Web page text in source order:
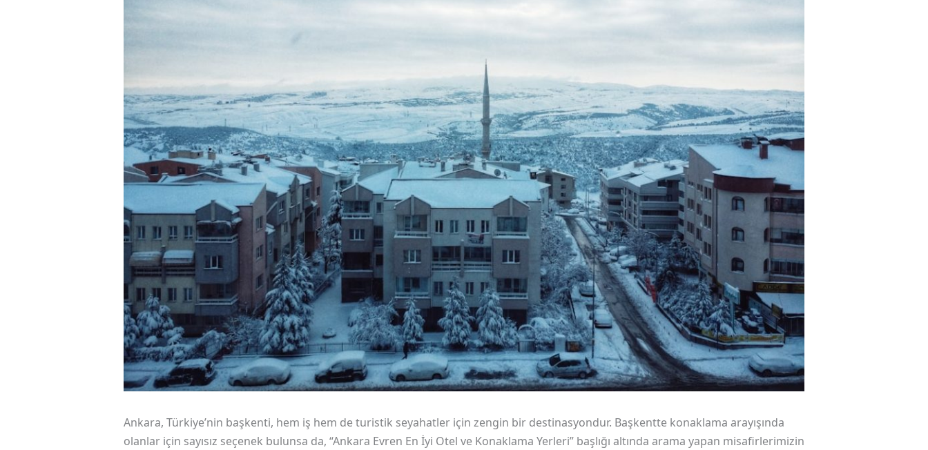
Ankara, Türkiye’nin başkenti, hem iş hem de turistik seyahatler için zengin bir destinasyondur. Başkentte konaklama arayışında
olanlar için sayısız seçenek bulunsa da, “Ankara Evren En İyi Otel ve Konaklama Yerleri” başlığı altında arama yapan misafirlerimizin